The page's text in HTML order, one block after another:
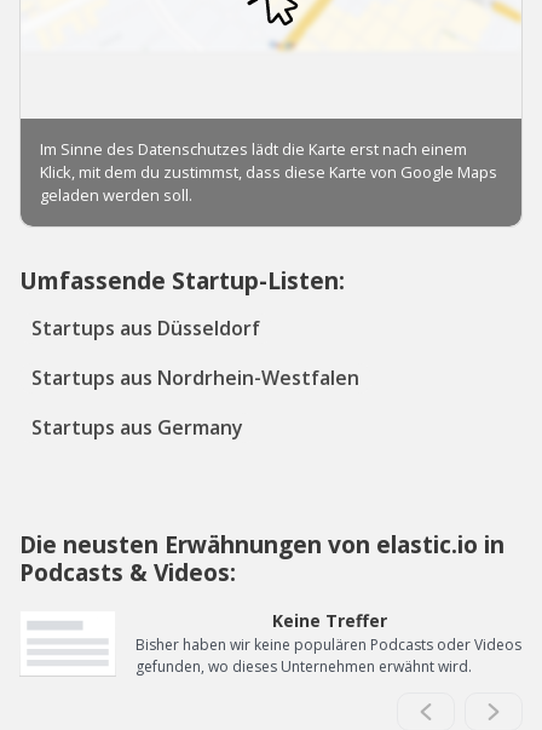
Umfassende Startup-Listen:
Startups aus Düsseldorf
Startups aus Nordrhein-Westfalen
Startups aus Germany
Die neusten Erwähnungen von elastic.io in
Podcasts & Videos:
Keine Treffer
Bisher haben wir keine populären Podcasts oder Videos
gefunden, wo dieses Unternehmen erwähnt wird.